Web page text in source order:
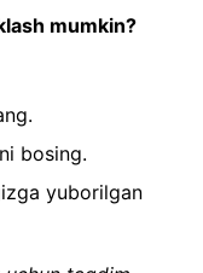
mumkin?
bosing.
yuborilgan